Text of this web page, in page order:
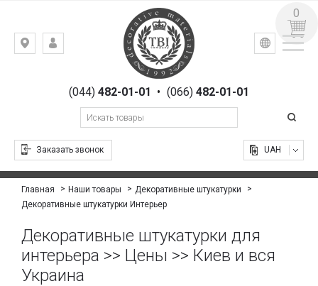
Киев,
Гоголевская,(044)482-01-01 • (066) 482-01-01
Заказать звонок
УКР РУС
UAH
0
Главная Наши товары
Декоративные штукатурки
Декоративные штукатурки Интерьер
Декоративные штукатурки для
интерьера >> Цены >> Киев и вся
Украина